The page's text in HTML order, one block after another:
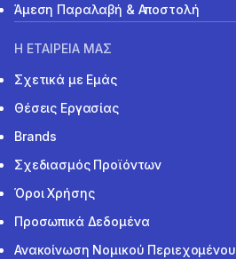
Άμεση Παραλαβή & Αποστολή
Η ΕΤΑΙΡΕΙΑ ΜΑΣ
Σχετικά με Εμάς
Θέσεις Εργασίας
Brands
Σχεδιασμός Προϊόντων
Όροι Χρήσης
Προσωπικά Δεδομένα
Ανακοίνωση Νομικού Περιεχομένου